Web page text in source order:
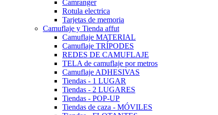
Camranger
Rotula electrica
Tarjetas de memoria
Camuflaje y Tienda affut
Camuflaje MATERIAL
Camuflaje TRÍPODES
REDES DE CAMUFLAJE
TELA de camuflaje por metros
Camuflaje ADHESIVAS
Tiendas - 1 LUGAR
Tiendas - 2 LUGARES
Tiendas - POP-UP
Tiendas de caza - MÓVILES